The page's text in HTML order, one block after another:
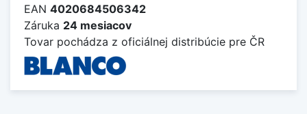
EAN 4020684506342
Záruka 24 mesiacov
Tovar pochádza z oficiálnej distribúcie pre ČR